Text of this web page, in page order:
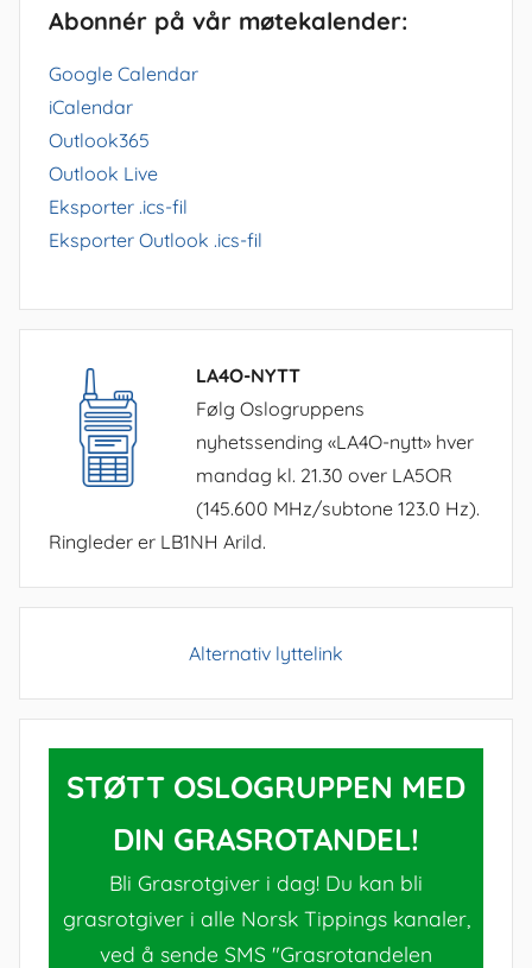
Abonnér på vår møtekalender:
Google Calendar
iCalendar
Outlook365
Outlook Live
Eksporter .ics-fil
Eksporter Outlook .ics-fil
LA4O-NYTT
Følg Oslogruppens
nyhetssending «LA4O-nytt» hver
mandag kl. 21.30 over LA5OR
(145.600 MHz/subtone 123.0 Hz).
Ringleder er LB1NH Arild.
Alternativ lyttelink
STØTT OSLOGRUPPEN MED
DIN GRASROTANDEL!
Bli Grasrotgiver i dag! Du kan bli
grasrotgiver i alle Norsk Tippings kanaler,
ved å sende SMS "Grasrotandelen